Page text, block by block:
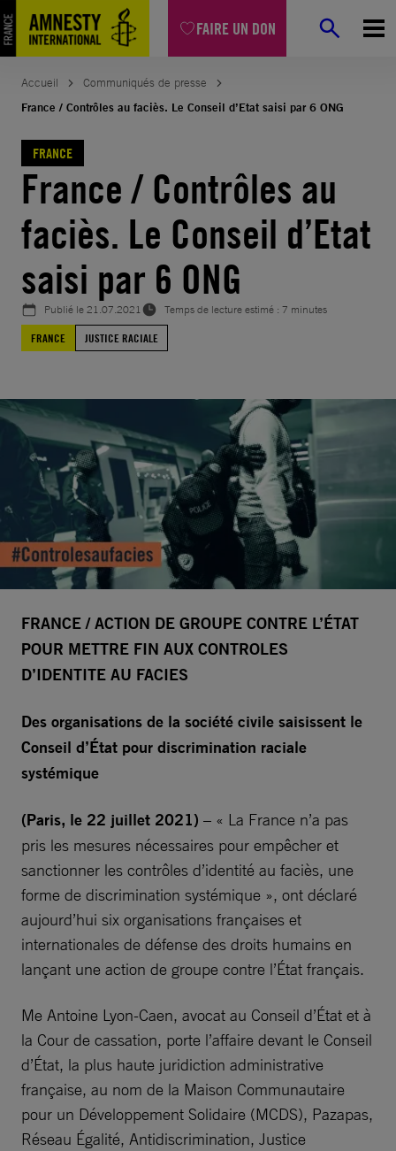
FAIRE UN DON
Aller
au
contenu
Accueil
Communiqués de presse
France / Contrôles au faciès. Le Conseil d’Etat saisi par 6 ONG
FRANCE
France / Contrôles au
faciès. Le Conseil d’Etat
saisi par 6 ONG
Publié le21.07.2021
Temps de lecture estimé : 7 minutes
FRANCE
JUSTICE RACIALE
FRANCE / ACTION DE GROUPE CONTRE L’ÉTAT
POUR METTRE FIN AUX CONTROLES
D’IDENTITE AU FACIES
Des organisations de la société civile saisissent le
Conseil d’État pour discrimination raciale
systémique
(Paris, le 22 juillet 2021) – « La France n’a pas
pris les mesures nécessaires pour empêcher et
sanctionner les contrôles d’identité au faciès, une
forme de discrimination systémique », ont déclaré
aujourd’hui six organisations françaises et
internationales de défense des droits humains en
lançant une action de groupe contre l’État français.
Me Antoine Lyon-Caen, avocat au Conseil d’État et à
la Cour de cassation, porte l’affaire devant le Conseil
d’État, la plus haute juridiction administrative
française, au nom de la Maison Communautaire
pour un Développement Solidaire (MCDS), Pazapas,
Réseau Égalité, Antidiscrimination, Justice